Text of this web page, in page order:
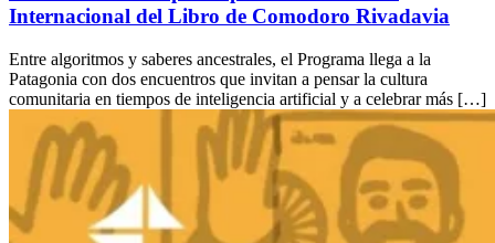
Internacional del Libro de Comodoro Rivadavia
Entre algoritmos y saberes ancestrales, el Programa llega a la
Patagonia con dos encuentros que invitan a pensar la cultura
comunitaria en tiempos de inteligencia artificial y a celebrar más […]